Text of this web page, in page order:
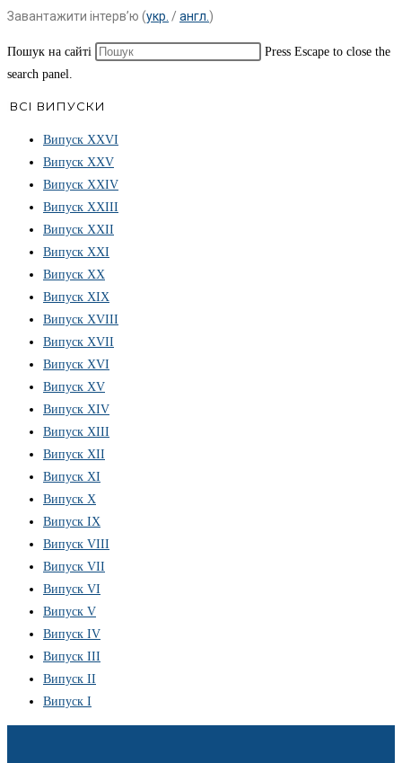
Завантажити інтерв’ю (укр. /англ. )
Пошук на сайті
Press Escape to close the
search panel.
ВСІ ВИПУСКИ
Випуск ХХVІ
Випуск XXV
Випуск XXIV
Випуск XXIII
Випуск XXII
Випуск XXI
Випуск XX
Випуск XIX
Випуск XVIII
Випуск XVII
Випуск XVI
Випуск XV
Випуск XIV
Випуск XIII
Випуск XII
Випуск XI
Випуск X
Випуск IX
Випуск VIII
Випуск VII
Випуск VI
Випуск V
Випуск IV
Випуск III
Випуск II
Випуск I